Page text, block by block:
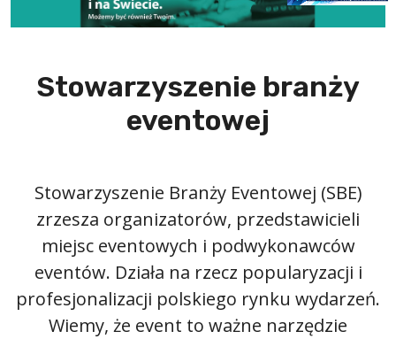
Stowarzyszenie branży
eventowej
Stowarzyszenie Branży Eventowej (SBE)
zrzesza organizatorów, przedstawicieli
miejsc eventowych i podwykonawców
eventów. Działa na rzecz popularyzacji i
profesjonalizacji polskiego rynku wydarzeń.
Wiemy, że event to ważne narzędzie